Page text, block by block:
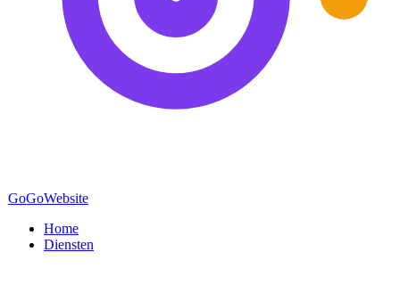
GoGoWebsite
Home
Diensten